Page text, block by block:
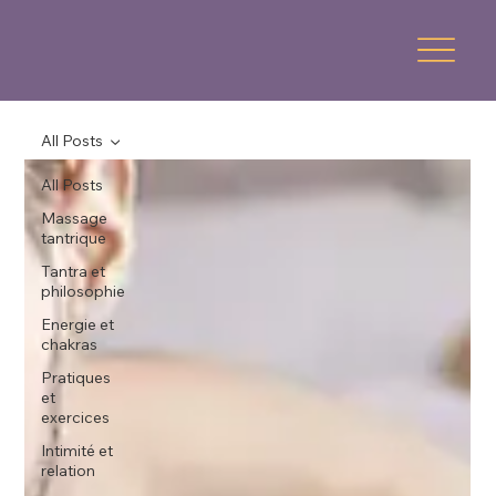
All Posts
Massage
tantrique
Tantra et
philosophie
Energie et
chakras
Pratiques
et
exercices
Intimité et
relation
All Posts